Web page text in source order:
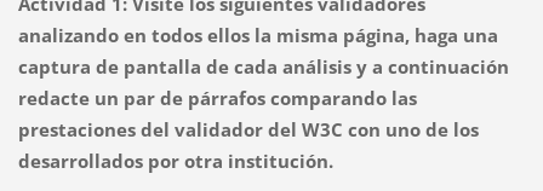
analizando en todos ellos la misma página, haga una
captura de pantalla de cada análisis y a continuación
redacte un par de párrafos comparando las
prestaciones del validador del W3C con uno de los
desarrollados por otra institución.